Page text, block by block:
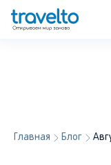
Главная Блог